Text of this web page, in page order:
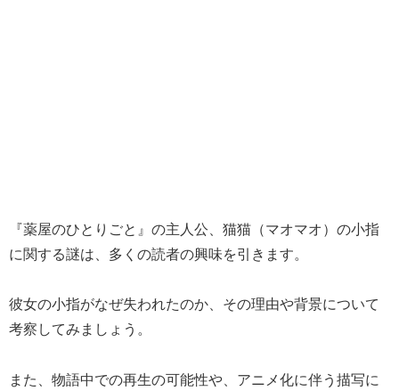
『薬屋のひとりごと』の主人公、猫猫（マオマオ）の小指
に関する謎は、多くの読者の興味を引きます。
彼女の小指がなぜ失われたのか、その理由や背景について
考察してみましょう。
また、物語中での再生の可能性や、アニメ化に伴う描写に